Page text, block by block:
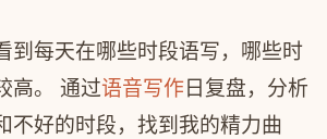
到每天在哪些时段语写，哪些时
高。 通过语音写作日复盘，分析
不好的时段，找到我的精力曲